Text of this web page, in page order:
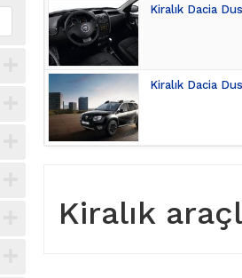
Kiralık Dacia
Kiralık Dacia
Kiralık